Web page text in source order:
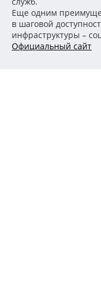
Еще одним
в шаговой
инфраструктуры –
Официальный сайт